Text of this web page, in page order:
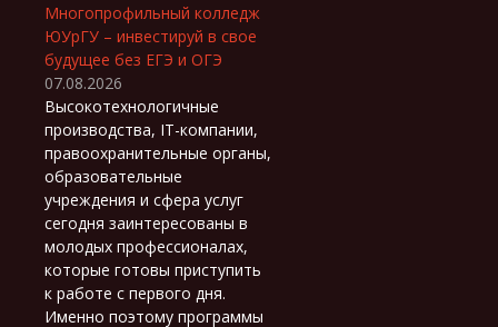
Многопрофильный колледж
ЮУрГУ – инвестируй в свое
будущее без ЕГЭ и ОГЭ
07.08.2026
Высокотехнологичные
производства, IT-компании,
правоохранительные органы,
образовательные
учреждения и сфера услуг
сегодня заинтересованы в
молодых профессионалах,
которые готовы приступить
к работе с первого дня.
Именно поэтому программы